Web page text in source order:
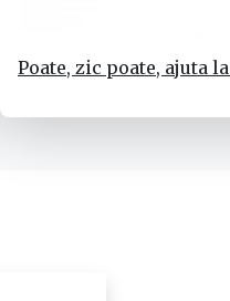
Poate, zic poate, ajuta